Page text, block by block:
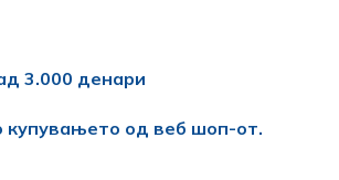
3.000 денари
купувањето од веб шоп-от.